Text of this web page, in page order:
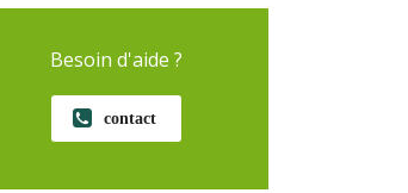
Besoin d'aide ?
contact